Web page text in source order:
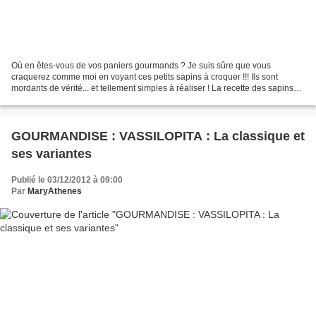
Où en êtes-vous de vos paniers gourmands ? Je suis sûre que vous
craquerez comme moi en voyant ces petits sapins à croquer !!! Ils sont
mordants de vérité... et tellement simples à réaliser ! La recette des sapins
GOURMANDISE : VASSILOPITA : La classique et
ses variantes
Publié le 03/12/2012 à 09:00
Par MaryAthenes